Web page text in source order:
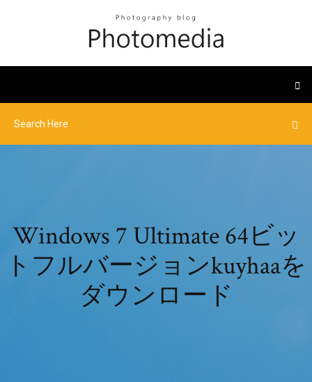
Windows 7 Ultimate 64ビッ
トフルバージョンkuyhaaを
ダウンロード